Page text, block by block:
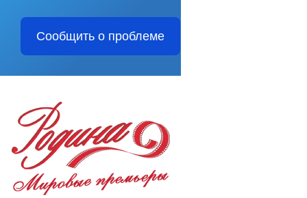
Сообщить о проблеме